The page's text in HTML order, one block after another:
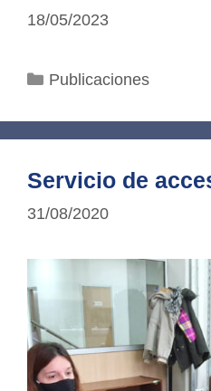
18/05/2023
Categorías
Publicaciones
Servicio de
31/08/2020